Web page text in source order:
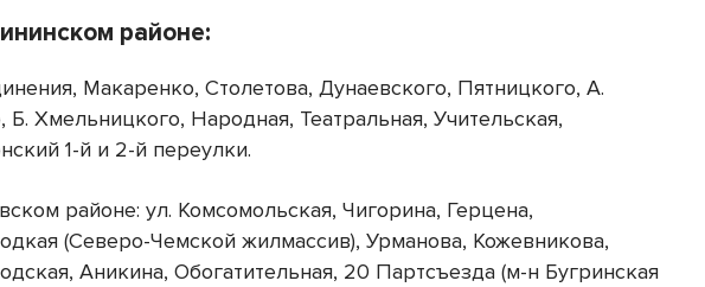
районе:
Макаренко, Столетова, Дунаевского, Пятницкого, А.
Б. Хмельницкого, Народная, Театральная, Учительская,
1-й и 2-й переулки.
районе: ул. Комсомольская, Чигорина, Герцена,
(Северо-Чемской жилмассив), Урманова, Кожевникова,
Аникина, Обогатительная, 20 Партсъезда (м-н Бугринская